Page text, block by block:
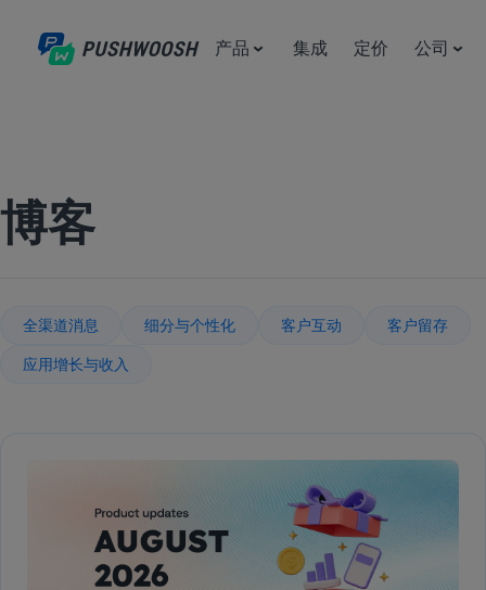
产品 集成 定价 公司
博客
全渠道消息 细分与个性化 客户互动
客户留存
应用增长与收入